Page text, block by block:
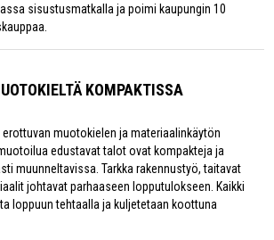
sisustusmatkalla ja poimi kaupungin 10
KOMPAKTISSA
muotokielen ja materiaalinkäytön
edustavat talot ovat kompakteja ja
muunneltavissa. Tarkka rakennustyö, taitavat
johtavat parhaaseen lopputulokseen. Kaikki
loppuun tehtaalla ja kuljetetaan koottuna